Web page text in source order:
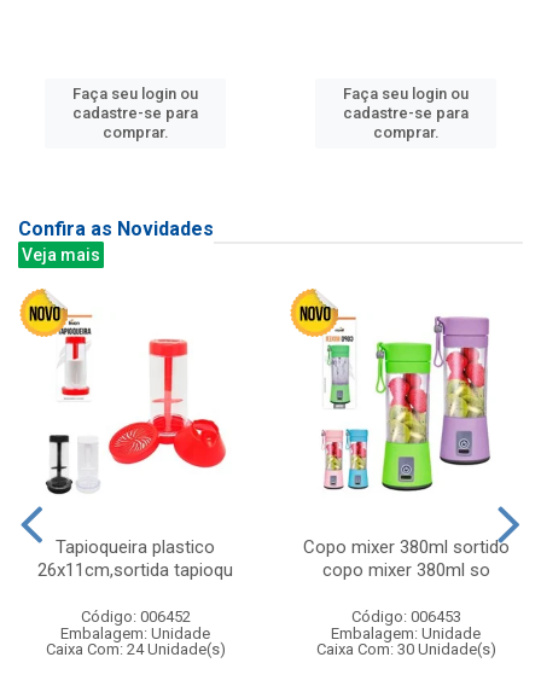
Faça seu login ou
cadastre-se para
comprar.
Faça seu login ou
cadastre-se para
comprar.
Confira as Novidades
Veja mais
Tapioqueira plastico
26x11cm,sortida tapioqu
Código: 006452
Embalagem: Unidade
Caixa Com: 24 Unidade(s)
Copo mixer 380ml sortido
copo mixer 380ml so
Código: 006453
Embalagem: Unidade
Caixa Com: 30 Unidade(s)